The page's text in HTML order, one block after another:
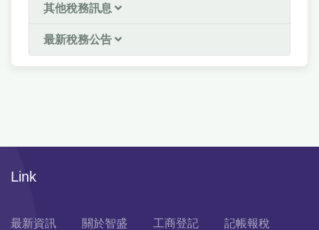
其他稅務訊息
最新稅務公告
Link
最新資訊 關於智盛 工商登記 記帳報稅